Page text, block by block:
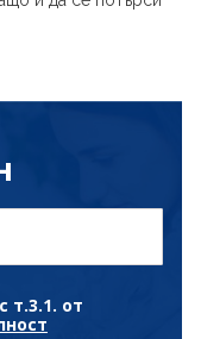
т.3.1. от